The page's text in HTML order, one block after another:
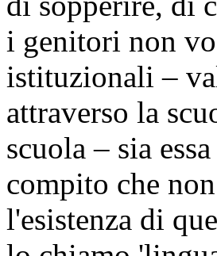
i genitori non
istituzionali –
attraverso la
scuola – sia
compito che
l'esistenza di